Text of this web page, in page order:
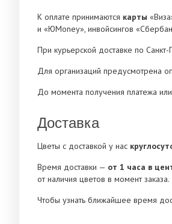
К оплате принимаются карты
и «ЮMoney», инвойсингов
При курьерской доставке по
Для организаций предусмотрена
До момента получения платежа
Доставка
Цветы с доставкой у нас
Время доставки — от 1 часа в
от наличия цветов в момент заказа.
Чтобы узнать ближайшее время